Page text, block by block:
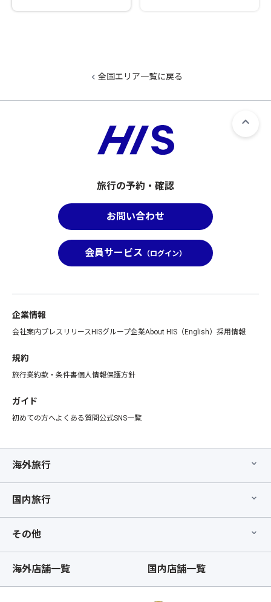
全国エリア一覧に戻る
旅行の予約・確認
お問い合わせ
会員サービス （ログイン）
企業情報
会社案内プレスリリース HISグループ企業About HIS（English） 採用情報
規約
旅行業約款・条件書個人情報保護方針
ガイド
初めての方へよくある質問公式SNS一覧
海外旅行
国内旅行
その他
海外店舗一覧 国内店舗一覧